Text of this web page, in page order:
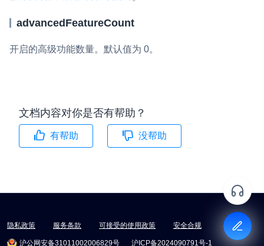
advancedFeatureCount
开启的高级功能数量。默认值为 0。
文档内容对你是否有帮助？
有帮助 没帮助
隐私政策 服务条款 可接受的使用政策 安全合规
沪公网安备31011002006829号 沪ICP备2024090791号-1